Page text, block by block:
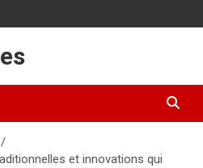
et innovations qui